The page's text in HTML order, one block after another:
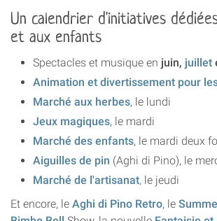
Un calendrier d'initiatives
et aux enfants
Spectacles et musique en juin, juillet
Animation et divertissement pour
Marché aux herbes, le lundi
Jeux magiques, le mardi
Marché des enfants, le mardi deux
Aiguilles de pin (Aghi di Pino), le
Marché de l'artisanat, le jeudi
Et encore, le Aghi di Pino Retro, le